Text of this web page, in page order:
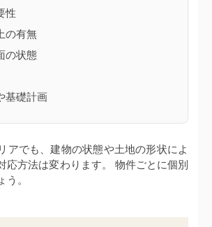
性
の有無
の状態
基礎計画
アでも、建物の状態や土地の形状によ
応方法は変わります。 物件ごとに個別
う。